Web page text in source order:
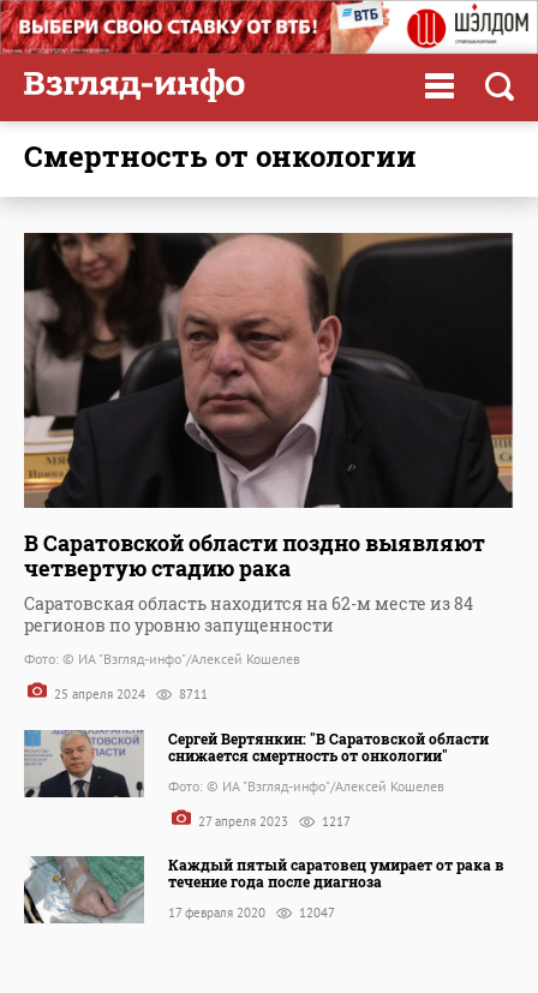
смертность от онкологии
В Саратовской области поздно выявляют
четвертую стадию рака
Саратовская область находится на 62-м месте из 84
регионов по уровню запущенности
Фото: © ИА "Взгляд-инфо"/Алексей Кошелев
25 апреля 2024 8711
Сергей Вертянкин: "В Саратовской области
снижается смертность от онкологии"
Фото: © ИА "Взгляд-инфо"/Алексей Кошелев
27 апреля 2023 1217
Каждый пятый саратовец умирает от рака в
течение года после диагноза
17 февраля 2020 12047